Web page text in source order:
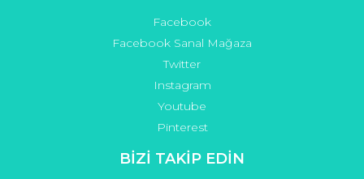
Facebook
Facebook Sanal Mağaza
Twitter
Instagram
Youtube
Pinterest
BİZİ TAKİP EDİN